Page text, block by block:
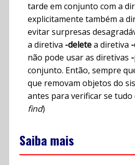
tarde em conjunto com a
explicitamente também a
evitar surpresas
a diretiva -deletea diretiva
não pode usar as diretivas
conjunto. Então, sempre
que removam objetos do
antes para verificar se
find)
Saiba mais